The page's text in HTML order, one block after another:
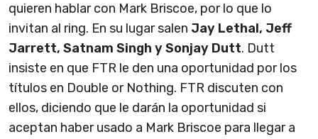
quieren hablar con Mark Briscoe, por lo que lo
invitan al ring. En su lugar salen Jay Lethal, Jeff
Jarrett, Satnam Singh y Sonjay Dutt. Dutt
insiste en que FTR le den una oportunidad por los
títulos en Double or Nothing. FTR discuten con
ellos, diciendo que le darán la oportunidad si
aceptan haber usado a Mark Briscoe para llegar a